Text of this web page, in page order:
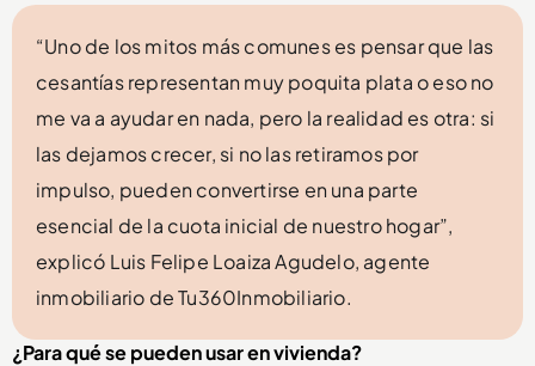
“Uno de los mitos más comunes es pensar que las
cesantías representan muy poquita plata o eso no
me va a ayudar en nada, pero la realidad es otra: si
las dejamos crecer, si no las retiramos por
impulso, pueden convertirse en una parte
esencial de la cuota inicial de nuestro hogar”,
explicó Luis Felipe Loaiza Agudelo, agente
inmobiliario de Tu360Inmobiliario.
¿Para qué se pueden usar en vivienda?